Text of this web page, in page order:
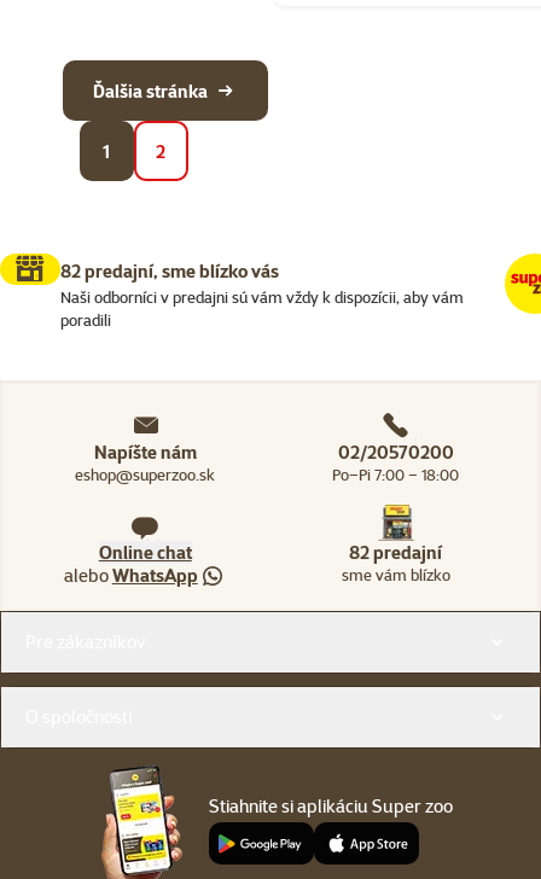
1 2
Ďalšia stránka
82 predajní, sme blízko vás
Naši odborníci v predajni sú vám vždy k dispozícii, aby vám
poradili
Napíšte nám
eshop@superzoo.sk
02/20570200
Po–Pi 7:00 – 18:00
Online chat
aleboWhatsApp
82 predajní
sme vám blízko
Stiahnite si aplikáciu Super zoo